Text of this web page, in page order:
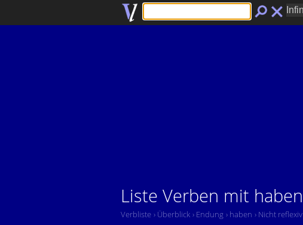
Liste Verben mit haben
Verbliste › Überblick › Endung › haben › Nicht reflexiv